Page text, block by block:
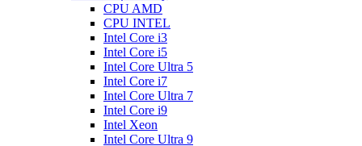
CPU AMD
CPU INTEL
Intel Core i3
Intel Core i5
Intel Core Ultra 5
Intel Core i7
Intel Core Ultra 7
Intel Core i9
Intel Xeon
Intel Core Ultra 9